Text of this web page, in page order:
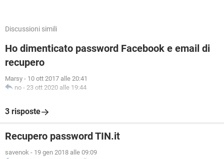
Discussioni simili
Ho dimenticato password Facebook e email di
recupero
Marsy - 10 ott 2017 alle 20:41
no - 23 ott 2020 alle 19:44
3 risposte
Recupero password TIN.it
savenok - 19 gen 2018 alle 09:09